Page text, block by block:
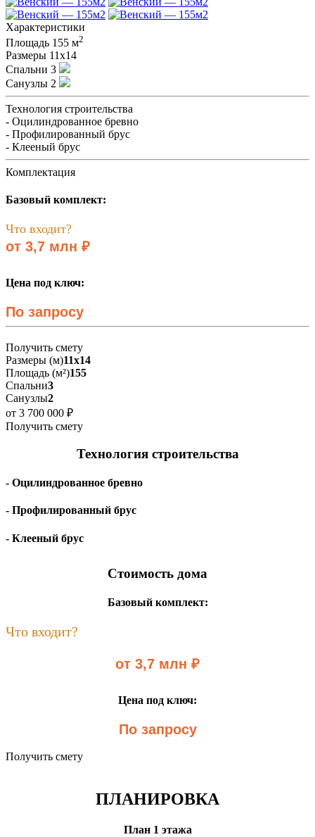
Характеристики
Площадь 155 м2
Размеры 11х14
Спальни 3
Санузлы 2
Технология строительства
- Оцилиндрованное бревно
- Профилированный брус
- Клееный брус
Комплектация
Базовый комплект:
Что входит?
от 3,7 млн ₽
Цена под ключ:
По запросу
Получить смету
Размеры (м)11х14
Площадь (м²)155
Спальни3
Санузлы2
от 3 700 000 ₽
Получить смету
Технология строительства
- Оцилиндрованное бревно
- Профилированный брус
- Клееный брус
Стоимость дома
Базовый комплект:
Что входит?
от 3,7 млн ₽
Цена под ключ:
По запросу
Получить смету
ПЛАНИРОВКА
План 1 этажа